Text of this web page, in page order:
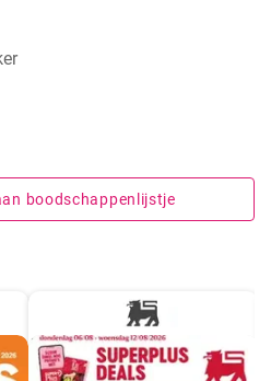
boodschappenlijstje